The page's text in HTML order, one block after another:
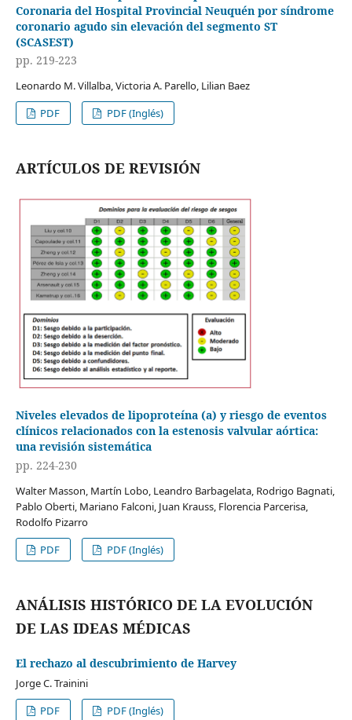
Coronaria del Hospital Provincial Neuquén por síndrome
coronario agudo sin elevación del segmento ST
(SCASEST)
pp. 219-223
Leonardo M. Villalba, Victoria A. Parello, Lilian Baez
PDF
PDF (Inglés)
ARTÍCULOS DE REVISIÓN
Niveles elevados de lipoproteína (a) y riesgo de eventos
clínicos relacionados con la estenosis valvular aórtica:
una revisión sistemática
pp. 224-230
Walter Masson, Martín Lobo, Leandro Barbagelata, Rodrigo Bagnati,
Pablo Oberti, Mariano Falconi, Juan Krauss, Florencia Parcerisa,
Rodolfo Pizarro
PDF
PDF (Inglés)
ANÁLISIS HISTÓRICO DE LA EVOLUCIÓN
DE LAS IDEAS MÉDICAS
El rechazo al descubrimiento de Harvey
Jorge C. Trainini
PDF
PDF (Inglés)